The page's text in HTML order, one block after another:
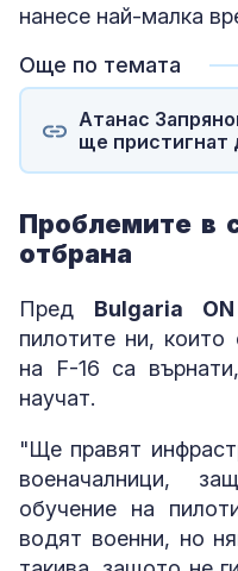
нанесе най-малка
Още по темата
Атанас
ще пристигнат
Проблемите в
отбрана
Пред Bulgaria
пилотите ни, които
на F-16 са
научат.
"Ще правят
военачалници,
обучение на
водят военни, но